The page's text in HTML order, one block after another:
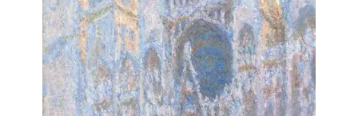
BIOGRAPHIE
CATALOGUE DES OEUVRES
CONTACT